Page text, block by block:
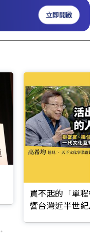
立即開啟
買不起的「單程
響台灣近半世紀